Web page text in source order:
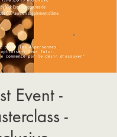
Event -
-